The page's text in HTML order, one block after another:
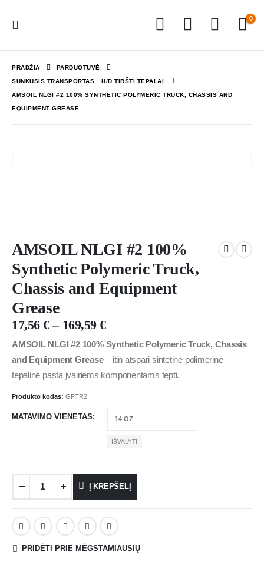
0
PRADŽIA PARDUOTUVĖ
SUNKUSIS TRANSPORTAS H/D TIRŠTI TEPALAI
AMSOIL NLGI #2 100% SYNTHETIC POLYMERIC TRUCK, CHASSIS AND
EQUIPMENT GREASE
AMSOIL NLGI #2 100%
Synthetic Polymeric Truck,
Chassis and Equipment
Grease
17,56€ – 169,59€
AMSOIL NLGI #2 100% Synthetic Polymeric Truck, Chassis
and Equipment Grease– itin atspari sintetinė polimerinė
tepalinė pasta įvairiems komponentams tepti.
Produkto kodas: GPTR2
MATAVIMO VIENETAS
IŠVALYTI
Į KREPŠELĮ
PRIDĖTI PRIE MĖGSTAMIAUSIŲ